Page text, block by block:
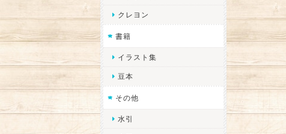
クレヨン
書籍
イラスト集
豆本
その他
水引